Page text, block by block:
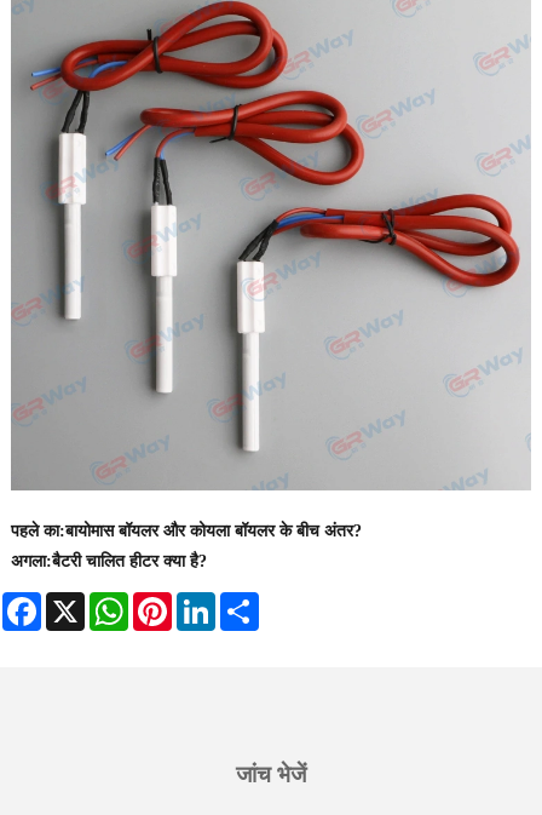
पहले का:बायोमास बॉयलर और कोयला बॉयलर के बीच अंतर?
अगला:बैटरी चालित हीटर क्या है?
Facebook
X WhatsAppPinterestLinkedIn
जांच भेजें